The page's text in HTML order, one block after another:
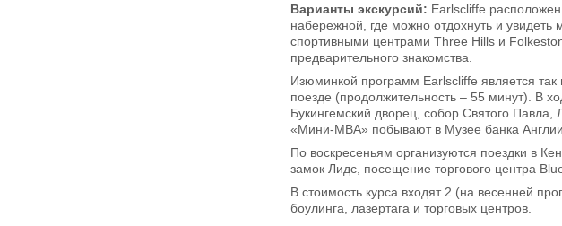
Варианты экскурсий: Earlscliffe
набережной, где можно отдохнуть и
спортивными центрами Three Hills и
предварительного знакомства.
Изюминкой программ Earlscliffe является
поезде (продолжительность – 55 минут). В
Букингемский дворец, собор Святого
«Мини-MBA» побывают в Музее банка
По воскресеньям организуются поездки в
замок Лидс, посещение торгового центра
В стоимость курса входят 2 (на весенней
боулинга, лазертага и торговых центров.